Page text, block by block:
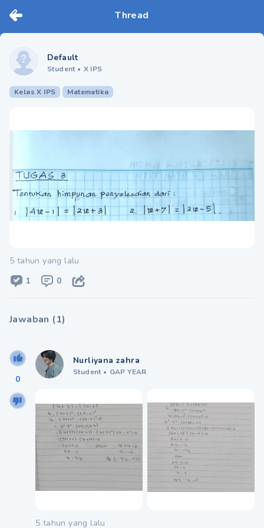
Thread
Default
Student • X IPS
Kelas X IPS Matematika
5 tahun yang lalu
1
0
Jawaban (1)
0
Nurliyana zahra
Student • GAP YEAR
5 tahun yang lalu